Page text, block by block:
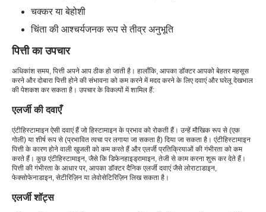
चक्कर या बेहोशी
चिंता की आश्चर्यजनक रूप से तीव्र अनुभूति
पित्ती का उपचार
अधिकांश समय, पित्ती अपने आप ठीक हो जाती है। हालाँकि, आपका डॉक्टर आपको बेहतर महसूस
करने और दोबारा पित्ती होने की संभावना को कम करने में मदद करने के लिए दवाएं और घरेलू देखभाल
की पेशकश कर सकता है। उपचार के विकल्पों में शामिल हैं:
एलर्जी की दवाएँ
एंटीहिस्टामाइन ऐसी दवाएं हैं जो हिस्टामाइन के प्रभाव को रोकती हैं। उन्हें मौखिक रूप से (एक
गोली) या शीर्ष रूप से (प्रभावित त्वचा पर लगाया जा सकता है) दिया जा सकता है। एंटीहिस्टामाइन
पित्ती के कारण होने वाली खुजली को कम करते हैं और एलर्जी प्रतिक्रियाओं की गंभीरता को कम
करते हैं। कुछ एंटीहिस्टामाइन, जैसे कि डिफेनहाइड्रामाइन, तेजी से काम करना शुरू कर देते हैं।
पित्ती की गंभीरता के आधार पर, आपका डॉक्टर दैनिक एलर्जी दवाएं जैसे लोराटाडाइन,
फेक्सोफेनाडाइन, सेटीरिज़िन या लेवोसेटिरिज़िन लिख सकता है।
एलर्जी शॉट्स